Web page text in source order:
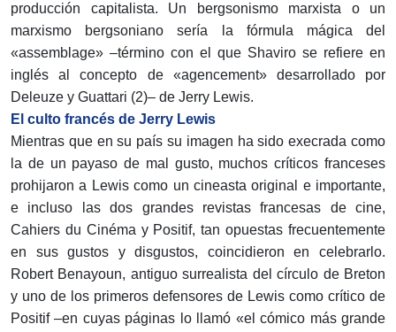
producción capitalista. Un bergsonismo marxista o un
marxismo bergsoniano sería la fórmula mágica del
«assemblage» –término con el que Shaviro se refiere en
inglés al concepto de «agencement» desarrollado por
Deleuze y Guattari (2)– de Jerry Lewis.
El culto francés de Jerry Lewis
Mientras que en su país su imagen ha sido execrada como
la de un payaso de mal gusto, muchos críticos franceses
prohijaron a Lewis como un cineasta original e importante,
e incluso las dos grandes revistas francesas de cine,
Cahiers du Cinéma y Positif, tan opuestas frecuentemente
en sus gustos y disgustos, coincidieron en celebrarlo.
Robert Benayoun, antiguo surrealista del círculo de Breton
y uno de los primeros defensores de Lewis como crítico de
Positif –en cuyas páginas lo llamó «el cómico más grande